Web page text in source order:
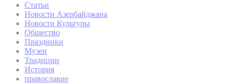
Статьи
Новости Азербайджана
Новости Культуры
Общество
Праздники
Музеи
Традиции
История
православие